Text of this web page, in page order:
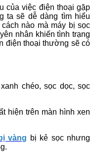
của việc điện thoại gặp
ta sẽ dễ dàng tìm hiểu
nào mà máy bị sọc
nhân khiến tình trạng
điện thoại thường sẽ có
chéo, sọc dọc, sọc
hiện trên màn hình xen
vàng bị kẻ sọc nhưng